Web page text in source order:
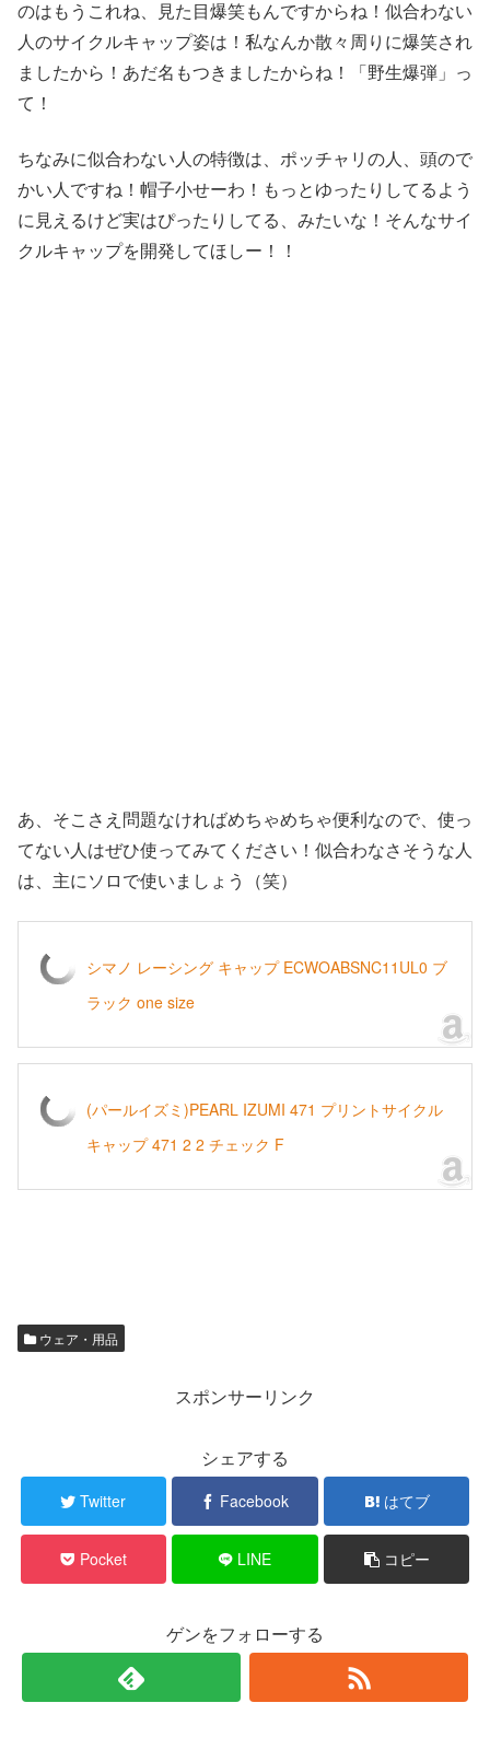
のはもうこれね、見た目爆笑もんですからね！似合わない
人のサイクルキャップ姿は！私なんか散々周りに爆笑され
ましたから！あだ名もつきましたからね！「野生爆弾」っ
て！
ちなみに似合わない人の特徴は、ポッチャリの人、頭ので
かい人ですね！帽子小せーわ！もっとゆったりしてるよう
に見えるけど実はぴったりしてる、みたいな！そんなサイ
クルキャップを開発してほしー！！
あ、そこさえ問題なければめちゃめちゃ便利なので、使っ
てない人はぜひ使ってみてください！似合わなさそうな人
は、主にソロで使いましょう（笑）
シマノ レーシング キャップ ECWOABSNC11UL0 ブ
ラック one size
(パールイズミ)PEARL IZUMI 471 プリントサイクル
キャップ 471 2 2 チェック F
ウェア・用品
スポンサーリンク
シェアする
Twitter Facebook はてブ
Pocket LINE コピー
ゲンをフォローする